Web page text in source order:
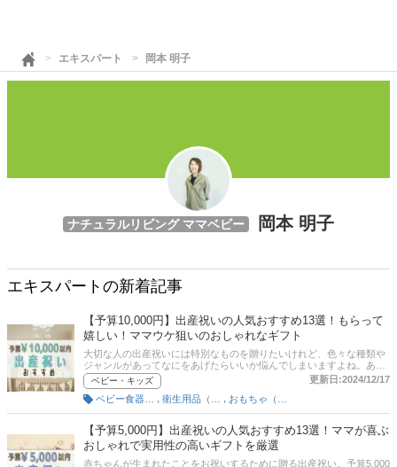
エキスパート 岡本 明子
ナチュラルリビング ママベビー 岡本 明子
エキスパートの新着記事
【予算10,000円】出産祝いの人気おすすめ13選！もらって
嬉しい！ママウケ狙いのおしゃれなギフト
大切な人の出産祝いには特別なものを贈りたいけれど、色々な種類や
ジャンルがあってなにをあげたらいいか悩んでしまいますよね。あま
り高価すぎると気を使わせてしまうかもしれないし、かと言ってあり
きたりなプレゼントは贈りたくない！そこでこの記事では、先輩ママ
たちのアドバイスや体験談とともに、予算10,000円で買えるハイセン
スな出産祝いを紹介！◆ママたちが本当に喜ぶギフト選びをしたい◆
トレンドも意識した人気商品を知りたい◆人と被らないようなすてき
な商品を見つけたい◆ネットでギフトを買うときの注意点を知りたい
そんな方は、ぜひこの記事を参考にしてみてください！
ベビー・キッズ
更新日:2024/12/17
【予算5,000円】出産祝いの人気おすすめ13選！ママが喜ぶ
おしゃれで実用性の高いギフトを厳選
赤ちゃんが生まれたことをお祝いするために贈る出産祝い。予算5,000